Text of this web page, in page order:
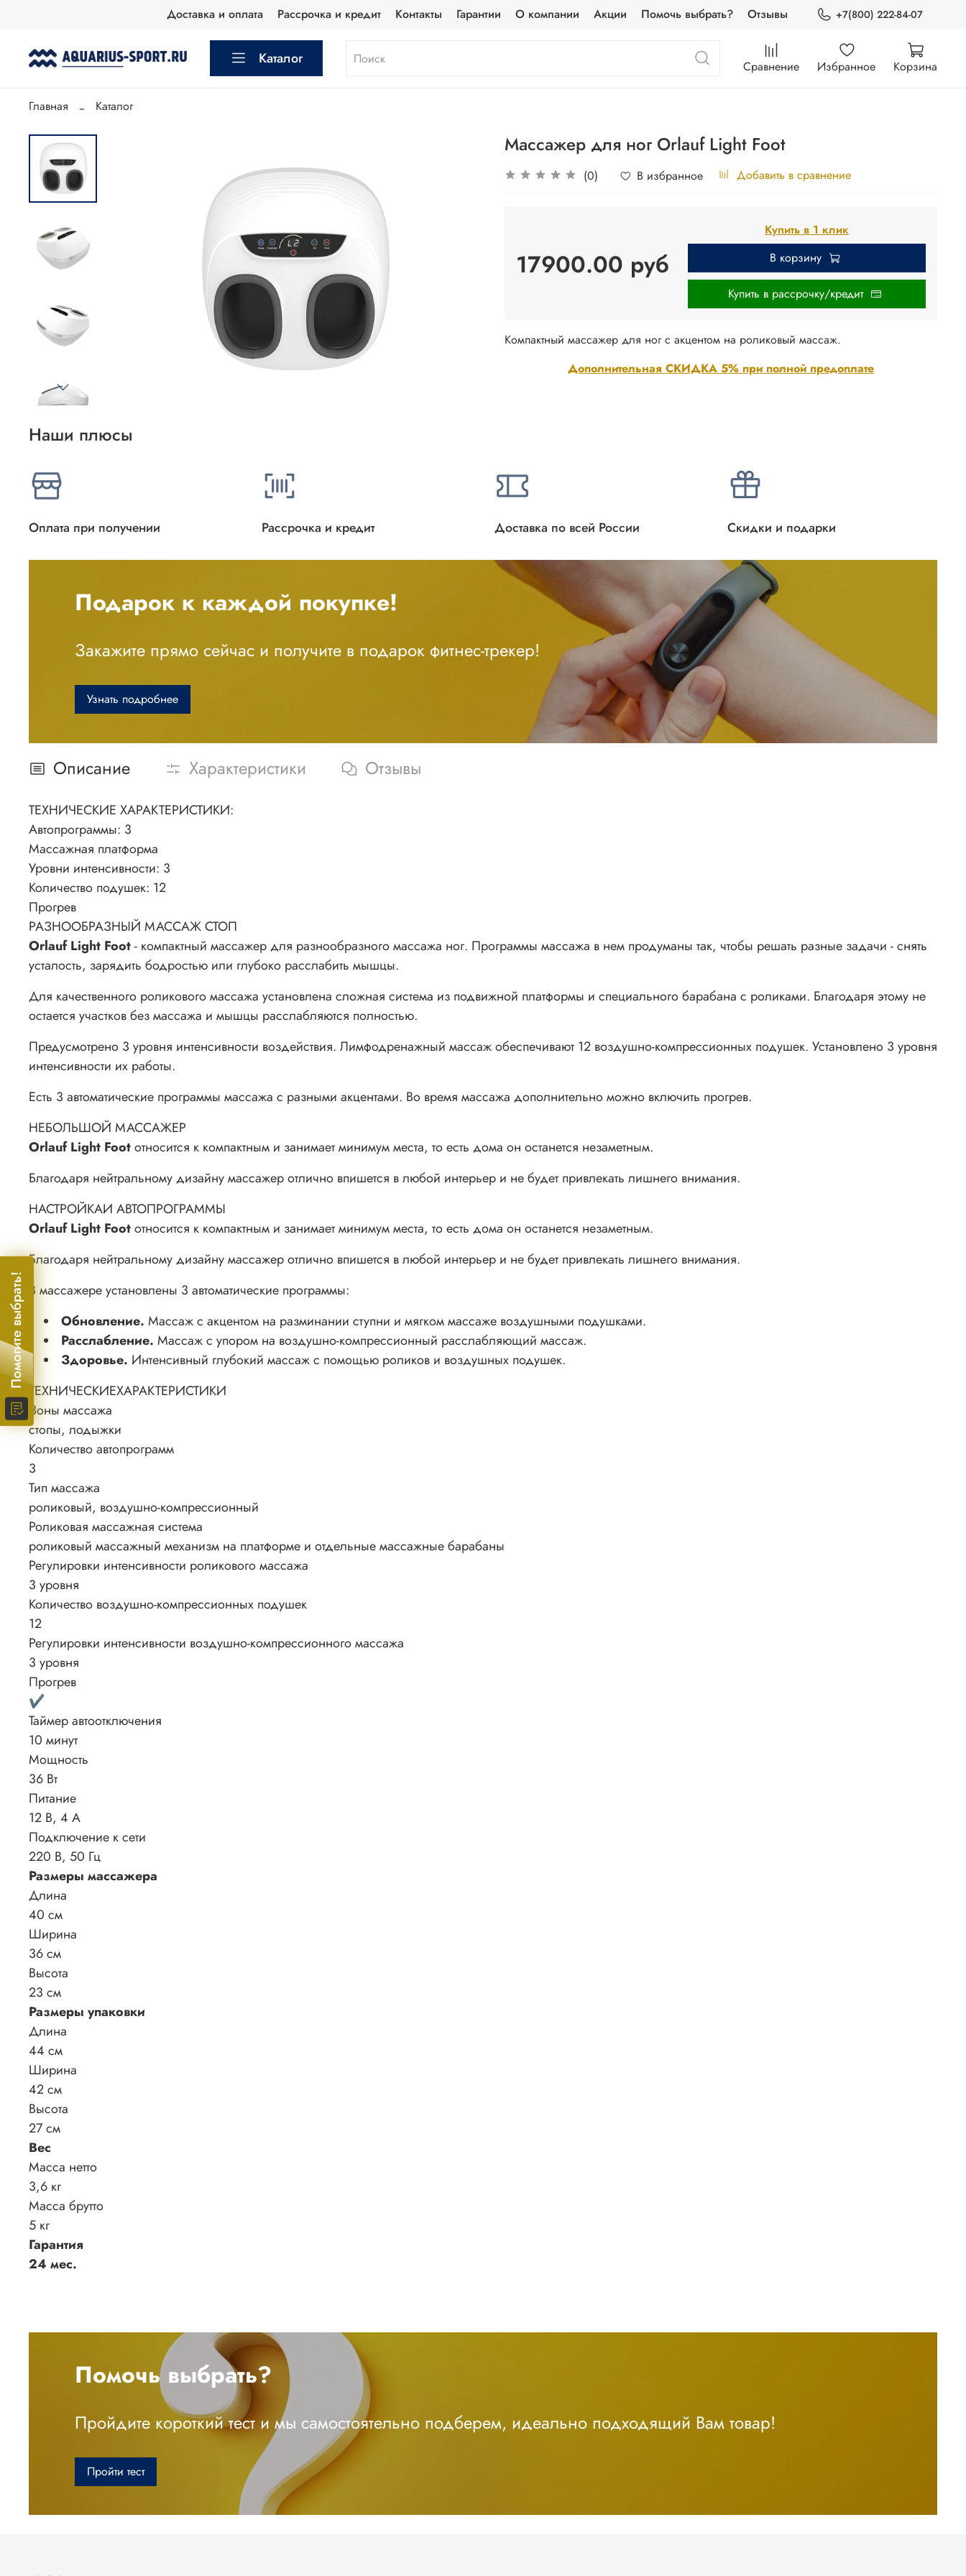
Помогите выбрать!
Доставка и оплата Рассрочка и кредит Контакты Гарантии О компании Акции Помочь выбрать? Отзывы +7(800) 222-84-07
Каталог Сравнение Избранное Корзина
Главная Каталог
Массажер для ног Orlauf Light Foot
(0) В избранное Добавить в сравнение
17900.00 руб
Купить в 1 клик
В корзину
Купить в рассрочку/кредит
Дополнительная СКИДКА 5% при полной предоплате
Компактный массажер для ног с акцентом на роликовый массаж.
Наши плюсы
Оплата при получении Рассрочка и кредит Доставка по всей России Скидки и подарки
Подарок к каждой покупке!
Закажите прямо сейчас и получите в подарок фитнес-трекер!
Узнать подробнее
Описание Характеристики Отзывы
ТЕХНИЧЕСКИЕ ХАРАКТЕРИСТИКИ:
Автопрограммы: 3
Массажная платформа
Уровни интенсивности: 3
Количество подушек: 12
Прогрев
РАЗНООБРАЗНЫЙ МАССАЖ СТОП
Orlauf Light Foot- компактный массажер для разнообразного массажа ног. Программы массажа в нем продуманы так, чтобы решать разные задачи - снять
усталость, зарядить бодростью или глубоко расслабить мышцы.
Для качественного роликового массажа установлена сложная система из подвижной платформы и специального барабана с роликами. Благодаря этому не
остается участков без массажа и мышцы расслабляются полностью.
Предусмотрено 3 уровня интенсивности воздействия. Лимфодренажный массаж обеспечивают 12 воздушно-компрессионных подушек. Установлено 3 уровня
интенсивности их работы.
Есть 3 автоматические программы массажа с разными акцентами. Во время массажа дополнительно можно включить прогрев.
НЕБОЛЬШОЙ МАССАЖЕР
Orlauf Light Footотносится к компактным и занимает минимум места, то есть дома он останется незаметным.
Благодаря нейтральному дизайну массажер отлично впишется в любой интерьер и не будет привлекать лишнего внимания.
НАСТРОЙКАИ АВТОПРОГРАММЫ
Orlauf Light Footотносится к компактным и занимает минимум места, то есть дома он останется незаметным.
Благодаря нейтральному дизайну массажер отлично впишется в любой интерьер и не будет привлекать лишнего внимания.
В массажере установлены 3 автоматические программы:
Обновление. Массаж с акцентом на разминании ступни и мягком массаже воздушными подушками.
Расслабление. Массаж с упором на воздушно-компрессионный расслабляющий массаж.
Здоровье. Интенсивный глубокий массаж с помощью роликов и воздушных подушек.
ТЕХНИЧЕСКИЕХАРАКТЕРИСТИКИ
Зоны массажа
стопы, лодыжки
Количество автопрограмм
3
Тип массажа
роликовый, воздушно-компрессионный
Роликовая массажная система
роликовый массажный механизм на платформе и отдельные массажные барабаны
Регулировки интенсивности роликового массажа
3 уровня
Количество воздушно-компрессионных подушек
12
Регулировки интенсивности воздушно-компрессионного массажа
3 уровня
Прогрев
✔
Таймер автоотключения
10 минут
Мощность
36 Вт
Питание
12 В, 4 А
Подключение к сети
220 В, 50 Гц
Размеры массажера
Длина
40 см
Ширина
36 см
Высота
23 см
Размеры упаковки
Длина
44 см
Ширина
42 см
Высота
27 см
Вес
Масса нетто
3,6 кг
Масса брутто
5 кг
Гарантия
24 мес.
Помочь выбрать?
Пройдите короткий тест и мы самостоятельно подберем, идеально подходящий Вам товар!
Пройти тест